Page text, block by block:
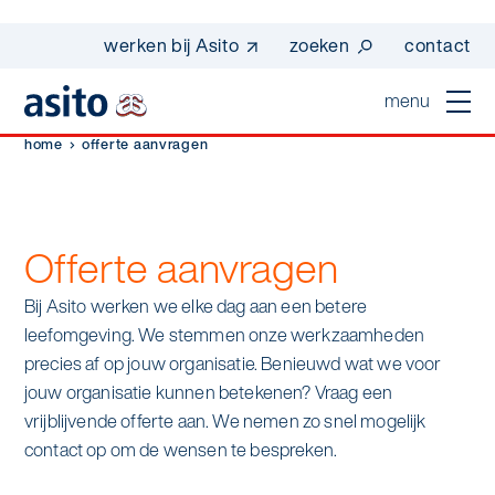
werken bij Asito zoeken contact
menu
Suggesties
one go - werk beter samen met one go
co2-uitstoot rapportage 2023
op weg naar volledig circulair in 2030 met
duurzame bedrijfskleding
home
Dagelijkse schoonmaak
Interieurreiniging
Vloerreiniging
Schoonmaak
sectoren
In de buurt
Industrie
wij zijn Asito
Wij zijn Asito
home offerte aanvragen
Offerte aanvragen
Bij Asito werken we elke dag aan een betere
leefomgeving. We stemmen onze werkzaamheden
precies af op jouw organisatie. Benieuwd wat we voor
jouw organisatie kunnen betekenen? Vraag een
vrijblijvende offerte aan. We nemen zo snel mogelijk
contact op om de wensen te bespreken.